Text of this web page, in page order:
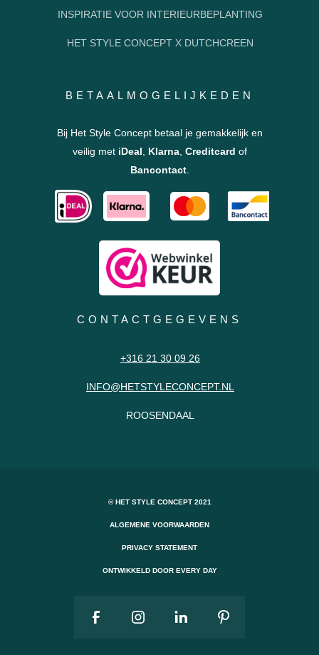
INSPIRATIE VOOR INTERIEURBEPLANTING
HET STYLE CONCEPT X DUTCHCREEN
BETAALMOGELIJKEDEN
Bij Het Style Concept betaal je gemakkelijk en
veilig met iDeal, Klarna, Creditcard of
Bancontact.
CONTACTGEGEVENS
+316 21 30 09 26
INFO@HETSTYLECONCEPT.NL
ROOSENDAAL
© HET STYLE CONCEPT 2021
ALGEMENE VOORWAARDEN
PRIVACY STATEMENT
ONTWIKKELD DOOR EVERY DAY